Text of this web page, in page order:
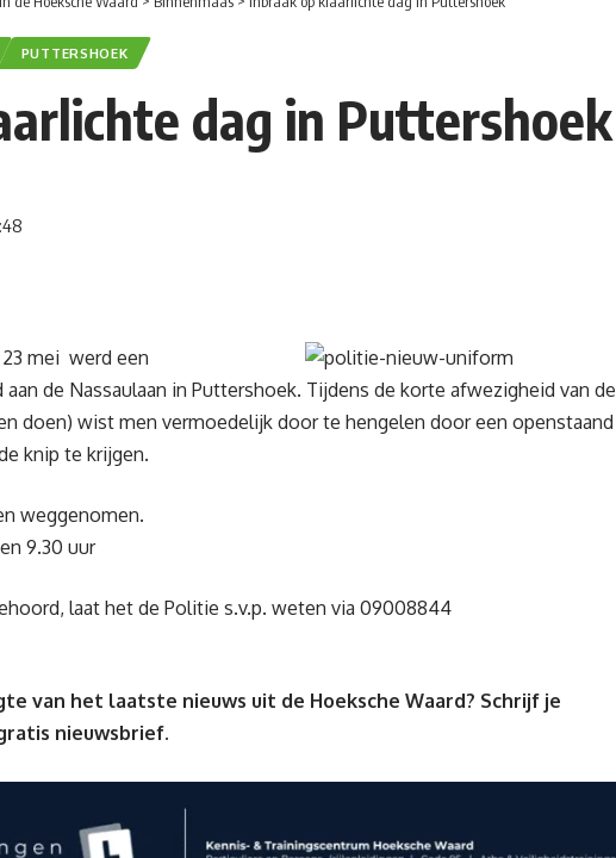
PUTTERSHOEK
dag in Puttershoek
mei werd een
de Nassaulaan in Puttershoek. Tijdens de korte afwezigheid van de
doen) wist men vermoedelijk door te hengelen door een openstaand
knip te krijgen.
weggenomen.
9.30 uur
laat het de Politie s.v.p. weten via 09008844
van het laatste nieuws uit de Hoeksche Waard? Schrijf je
nieuwsbrief.